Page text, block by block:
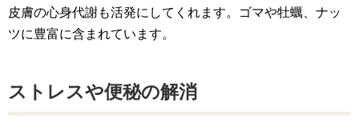
皮膚の心身代謝も活発にしてくれます。ゴマや牡蠣、ナッ
ツに豊富に含まれています。
ストレスや便秘の解消